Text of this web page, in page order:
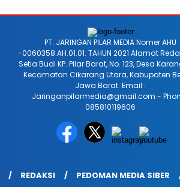
PT. JARINGAN PILAR MEDIA Nomer AHU
-0060358.AH.01.01. TAHUN 2021 Alamat
Setia Budi KP. Pilar Barat, No. 123, Desa
Kecamatan Cikarang Utara, Kabupaten
Jawa Barat. Email :
Jaringanpilarmedia@gmail.com -
085810119606
REDAKSI PEDOMAN MEDIA SIBER